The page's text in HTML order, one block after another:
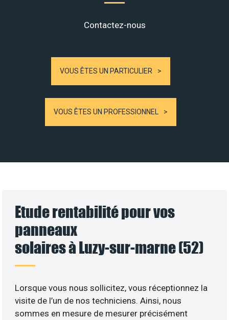
Contactez-nous
VOUS ÊTES UN PARTICULIER
VOUS ÊTES UN PROFESSIONNEL
Etude rentabilité pour vos
panneaux
solaires à Luzy-sur-marne (52)
Lorsque vous nous sollicitez, vous réceptionnez la
visite de l’un de nos techniciens. Ainsi, nous
sommes en mesure de mesurer précisément